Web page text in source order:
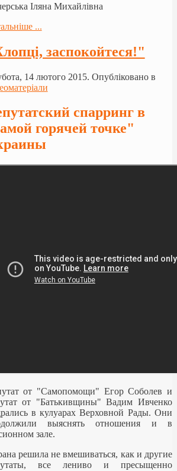
Іляна Михайлівна
...
заспокойтеся!"
14 лютого 2015. Опубліковано в
спарринг в
горячей точке"
от "Самопомощи" Егор Соболев и
от "Батькивщины" Вадим Ивченко
в кулуарах Верховной Рады. Они
выяснять отношения и в
зале.
решила не вмешиваться, как и другие
все лениво и пресыщенно